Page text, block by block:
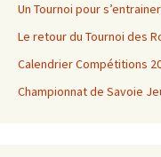
Un Tournoi pour
Le retour du Tournoi des
Calendrier Compétitions
Championnat de Savoie